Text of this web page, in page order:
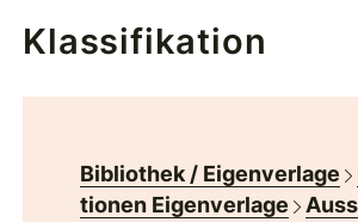
Klassifikation
Bibliothek / Eigenverlage
tionen Eigenverlage